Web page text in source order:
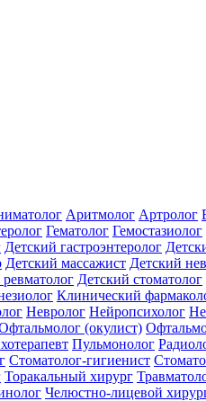
Аритмолог Артролог
Гематолог Гемостазиолог
Детский гастроэнтеролог
Детский массажист Детский
Детский стоматолог
Клинический
Невролог Нейропсихолог
(окулист)
Пульмонолог
Стоматолог-гигиенист
Торакальный хирург
Челюстно-лицевой